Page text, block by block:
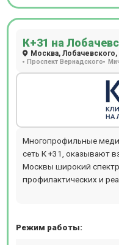
К+31 на
Москва, Лобачевского,
Проспект Вернадского
Многопрофильные
сеть К +31, оказывают
Москвы широкий спектр
профилактических и
Обратившись в
уролога,
Режим работы: